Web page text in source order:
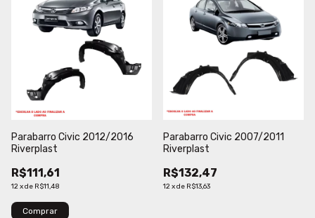
Parabarro Civic 2012/2016
Riverplast
R$111,61
12xde R$11,48
Comprar
Parabarro Civic 2007/2011
Riverplast
R$132,47
12xde R$13,63